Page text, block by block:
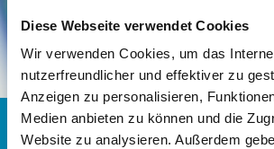
Diese Webseite verwendet Cookies
Wir verwenden Cookies, um das
nutzerfreundlicher und effektiver zu
Anzeigen zu personalisieren,
Medien anbieten zu können und die
Website zu analysieren. Außerdem
Monitoring-Berichte der